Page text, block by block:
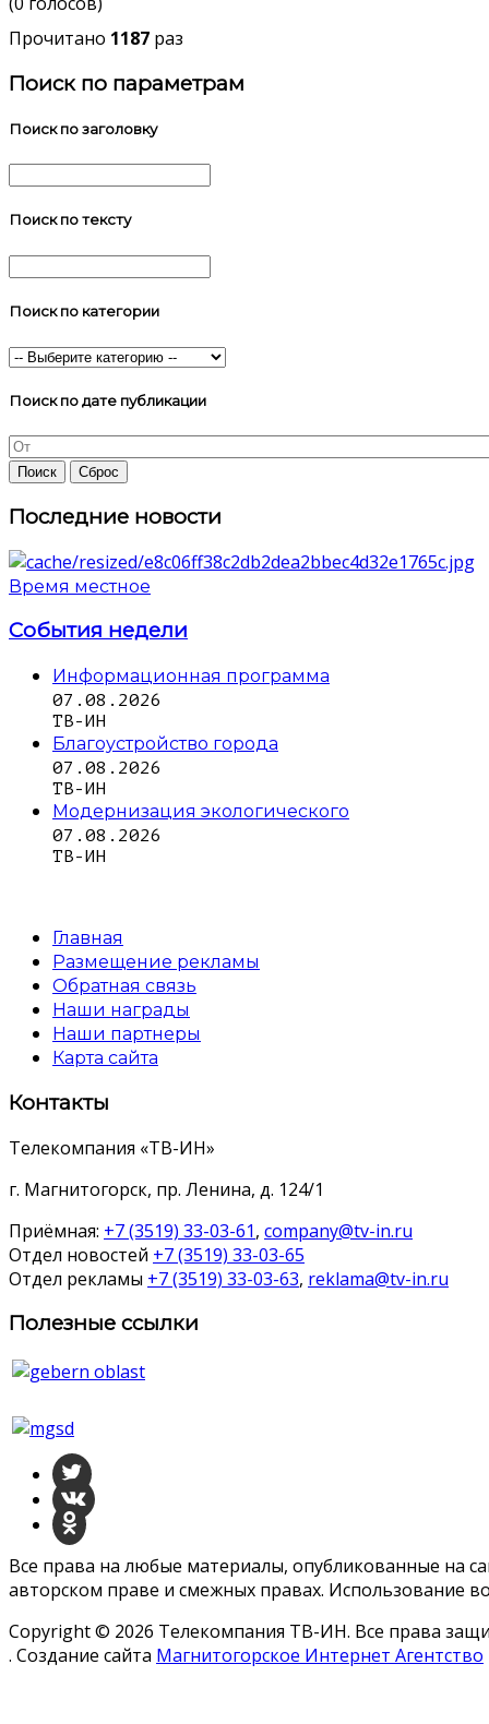
Прочитано 1187 раз
Поиск по параметрам
Поиск по заголовку
Поиск по тексту
Поиск по категории
Поиск по дате публикации
Последние новости
Время местное
События недели
Информационная программа
07.08.2026
ТВ-ИН
Благоустройство города
07.08.2026
ТВ-ИН
Модернизация экологического
07.08.2026
ТВ-ИН
Главная
Размещение рекламы
Обратная связь
Наши награды
Наши партнеры
Карта сайта
Контакты
Телекомпания «ТВ-ИН»
г. Магнитогорск, пр. Ленина, д. 124/1
Приёмная: +7 (3519) 33-03-61, company@tv-in.ru
Отдел новостей +7 (3519) 33-03-65
Отдел рекламы +7 (3519) 33-03-63, reklama@tv-in.ru
Полезные ссылки
Все права на любые материалы, опубликованные на
авторском праве и смежных правах. Использование
Copyright © 2026 Телекомпания ТВ-ИН. Все права
. Создание сайта Магнитогорское Интернет Агентство